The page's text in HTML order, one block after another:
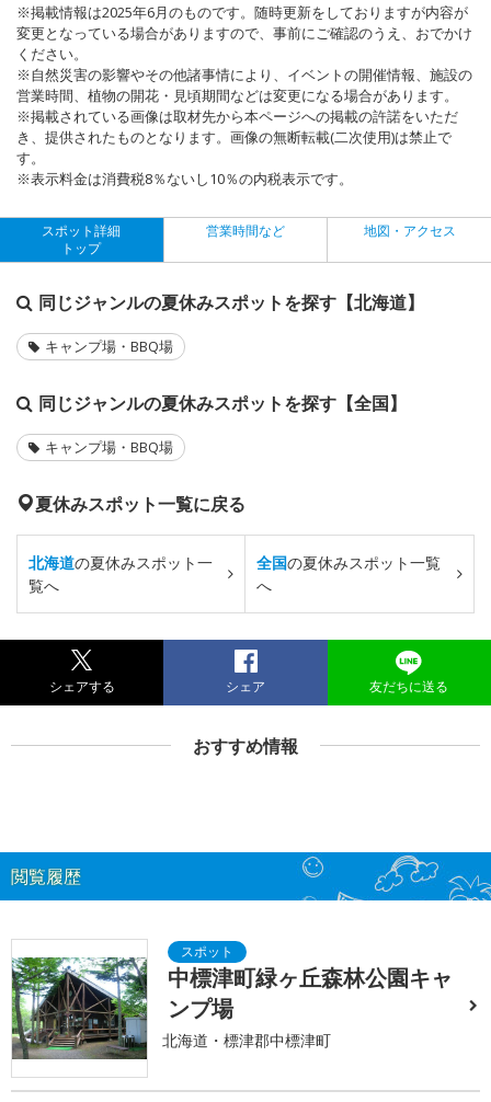
※掲載情報は2025年6月のものです。随時更新をしておりますが内容が
変更となっている場合がありますので、事前にご確認のうえ、おでかけ
ください。
※自然災害の影響やその他諸事情により、イベントの開催情報、施設の
営業時間、植物の開花・見頃期間などは変更になる場合があります。
※掲載されている画像は取材先から本ページへの掲載の許諾をいただ
き、提供されたものとなります。画像の無断転載(二次使用)は禁止で
す。
※表示料金は消費税8％ないし10％の内税表示です。
スポット詳細
トップ
営業時間など 地図・アクセス
同じジャンルの夏休みスポットを探す【北海道】
キャンプ場・BBQ場
同じジャンルの夏休みスポットを探す【全国】
キャンプ場・BBQ場
夏休みスポット一覧に戻る
北海道の夏休みスポット一
覧へ
全国の夏休みスポット一覧
へ
シェアする シェア 友だちに送る
おすすめ情報
閲覧履歴
中標津町緑ヶ丘森林公園キャ
ンプ場
北海道・標津郡中標津町